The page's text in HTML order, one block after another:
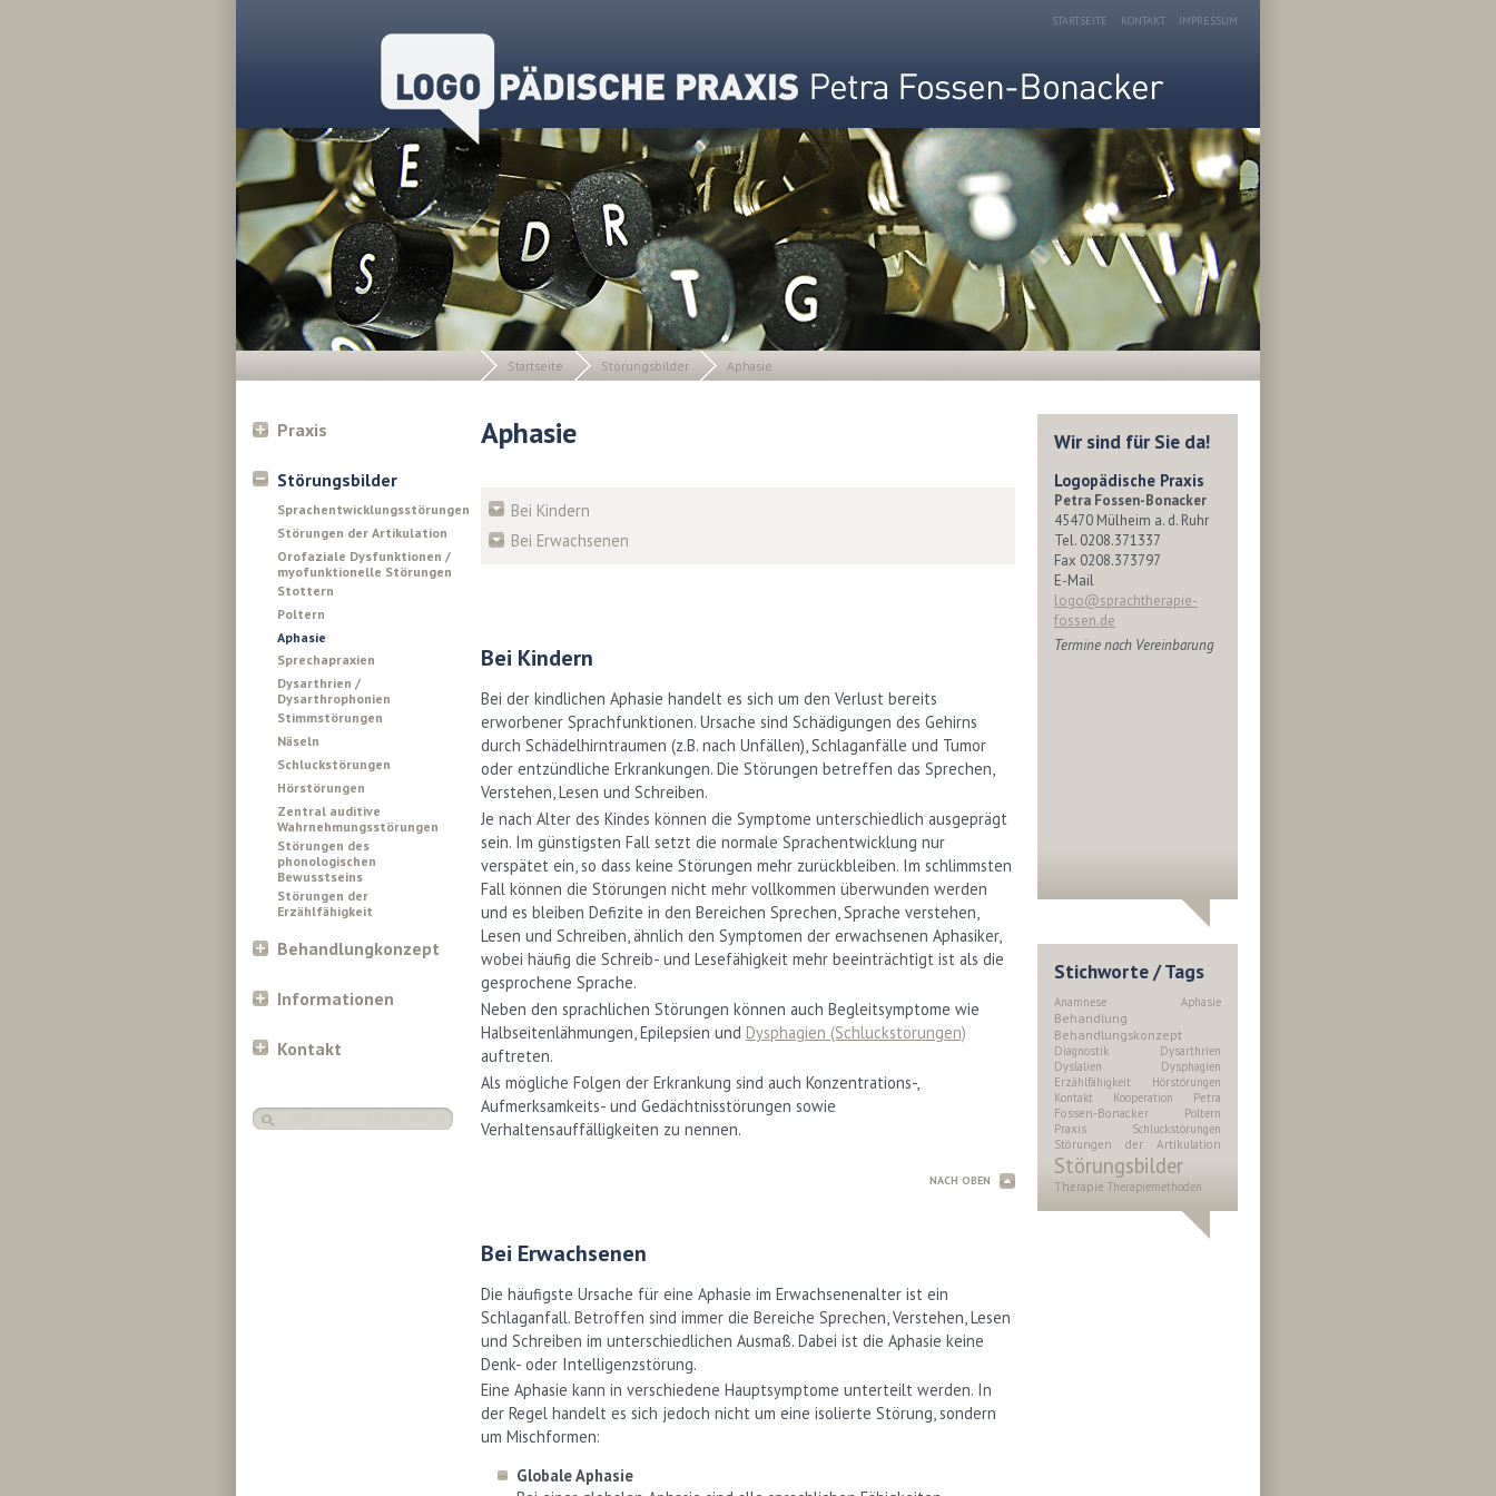
STARTSEITE KONTAKT IMPRESSUM
Startseite Störungsbilder Aphasie
Praxis
Störungsbilder
Sprachentwicklungsstörungen
Störungen der Artikulation
Orofaziale Dysfunktionen /
myofunktionelle Störungen
Stottern
Poltern
Aphasie
Sprechapraxien
Dysarthrien /
Dysarthrophonien
Stimmstörungen
Näseln
Schluckstörungen
Hörstörungen
Zentral auditive
Wahrnehmungsstörungen
Störungen des
phonologischen
Bewusstseins
Störungen der
Erzählfähigkeit
Behandlungkonzept
Informationen
Kontakt
Wir sind für Sie da!
Logopädische Praxis
Petra Fossen-Bonacker
45470 Mülheim a. d. Ruhr
Tel. 0208.371337
Fax 0208.373797
E-Mail
logo@sprachtherapie-
fossen.de
Termine nach Vereinbarung
Stichworte / Tags
Anamnese Aphasie
Behandlung
Behandlungskonzept
Diagnostik
Dysarthrien
Dyslalien
Dysphagien
Erzählfähigkeit
Hörstörungen
Kontakt
Kooperation
Petra
Fossen-Bonacker
Poltern
Praxis
Schluckstörungen
Störungen der Artikulation
Störungsbilder
Therapie Therapiemethoden
Aphasie
Bei Kindern
Bei Erwachsenen
Bei Kindern
Bei der kindlichen Aphasie handelt es sich um den Verlust bereits
erworbener Sprach­funktionen. Ur­sache sind Schädigungen des Gehirns
durch Schädelhirn­traumen (z.B. nach Unfäl­len), Schlaganfälle und Tumor
oder entzündliche Erkrankungen. Die Störun­gen betreffen das Sprechen,
Verstehen, Lesen und Schreiben.
Je nach Alter des Kindes können die Symptome unterschiedlich ausgeprägt
sein. Im günstigsten Fall setzt die normale Sprachentwicklung nur
verspätet ein, so dass keine Störungen mehr zurückbleiben. Im schlimmsten
Fall können die Störungen nicht mehr vollkommen überwunden werden
und es bleiben Defizite in den Berei­chen Sprechen, Sprache verstehen,
Lesen und Schreiben, ähnlich den Symptomen der erwachsenen Aphasiker,
wobei häufig die Schreib- und Lesefähigkeit mehr be­einträchtigt ist als die
gesprochene Sprache.
Neben den sprachlichen Störungen können auch Begleitsymptome wie
Halbseiten­lähmungen, Epilepsien und Dysphagien (Schluckstörungen)
auftreten.
Als mögliche Folgen der Erkrankung sind auch Konzentrations-,
Aufmerksamkeits- und Gedächt­nisstörungen sowie
Verhaltensauffälligkeiten zu nennen.
NACH OBEN
Bei Erwachsenen
Die häufigste Ursache für eine Aphasie im Erwachsenenalter ist ein
Schlaganfall. Betroffen sind immer die Bereiche Sprechen, Verstehen, Lesen
und Schreiben im unterschiedlichen Ausmaß. Dabei ist die Aphasie keine
Denk- oder Intelligenzstö­rung.
Eine Aphasie kann in verschiedene Hauptsymptome unterteilt werden. In
der Regel handelt es sich jedoch nicht um eine isolierte Störung, sondern
um Mischformen:
Globale Aphasie